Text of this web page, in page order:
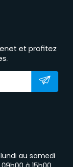
et profitez
au samedi